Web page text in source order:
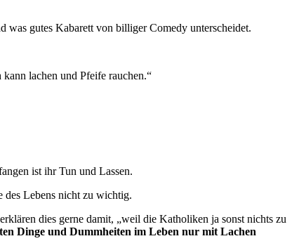
gutes Kabarett von billiger Comedy unterscheidet.
lachen und Pfeife rauchen.“
ist ihr Tun und Lassen.
des Lebens nicht zu wichtig.
dies gerne damit, „weil die Katholiken ja sonst nichts zu
Dinge und Dummheiten im Leben nur mit Lachen